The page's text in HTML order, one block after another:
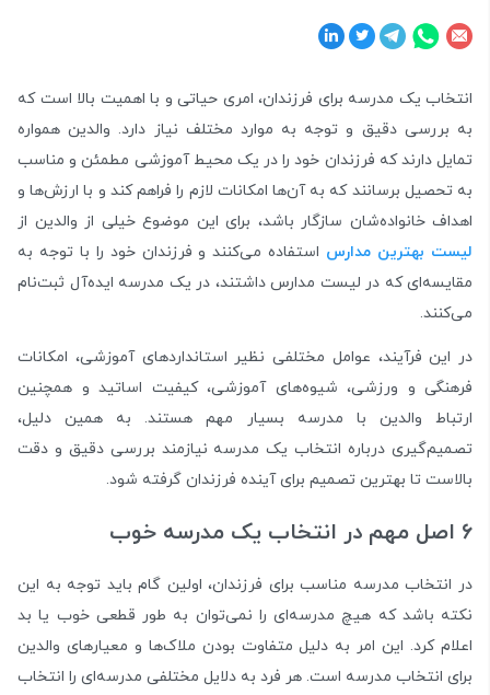
انتخاب یک مدرسه برای فرزندان، امری حیاتی و با اهمیت بالا است که
به بررسی دقیق و توجه به موارد مختلف نیاز دارد. والدین همواره
تمایل دارند که فرزندان خود را در یک محیط آموزشی مطمئن و مناسب
به تحصیل برسانند که به آن‌ها امکانات لازم را فراهم کند و با ارزش‌ها و
اهداف خانواده‌شان سازگار باشد، برای این موضوع خیلی از والدین از
لیست بهترین مدارس استفاده می‌کنند و فرزندان خود را با توجه به
مقایسه‌ای که در لیست مدارس داشتند، در یک مدرسه ایده‌آل ثبت‌نام
می‌کنند.
در این فرآیند، عوامل مختلفی نظیر استانداردهای آموزشی، امکانات
فرهنگی و ورزشی، شیوه‌های آموزشی، کیفیت اساتید و همچنین
ارتباط والدین با مدرسه بسیار مهم هستند. به همین دلیل،
تصمیم‌گیری درباره انتخاب یک مدرسه نیازمند بررسی دقیق و دقت
بالاست تا بهترین تصمیم برای آینده فرزندان گرفته شود.
۶ اصل مهم در انتخاب یک مدرسه خوب
در انتخاب مدرسه مناسب برای فرزندان، اولین گام باید توجه به این
نکته باشد که هیچ مدرسه‌ای را نمی‌توان به طور قطعی خوب یا بد
اعلام کرد. این امر به دلیل متفاوت بودن ملاک‌ها و معیارهای والدین
برای انتخاب مدرسه است. هر فرد به دلایل مختلفی مدرسه‌ای را انتخاب